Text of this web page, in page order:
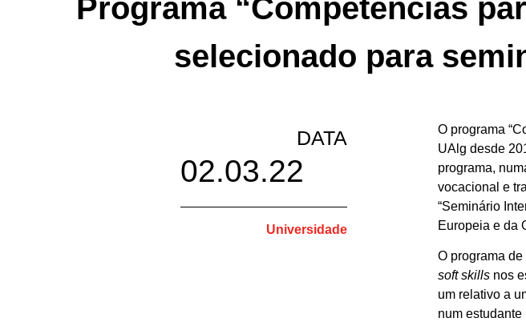
Programa “Competências
selecionado para
DATA
02.03.22
Universidade
O programa
UAlg desde
programa,
vocacional e
“Seminário
Europeia e da
O programa
soft skills nos
um relativo a
num